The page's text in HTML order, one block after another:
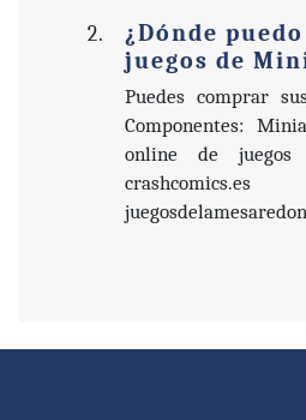
¿Dónde
juegos de
Puedes comprar
Componentes:
online de juegos